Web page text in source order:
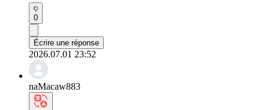
0
Écrire une réponse
2026.07.01 23:52
naMacaw883